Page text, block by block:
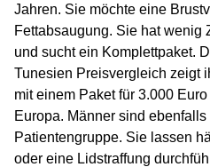
Jahren. Sie möchte eine
Fettabsaugung. Sie hat wenig
und sucht ein Komplettpaket.
Tunesien Preisvergleich zeigt
mit einem Paket für 3.000
Europa. Männer sind
Patientengruppe. Sie lassen
oder eine Lidstraffung